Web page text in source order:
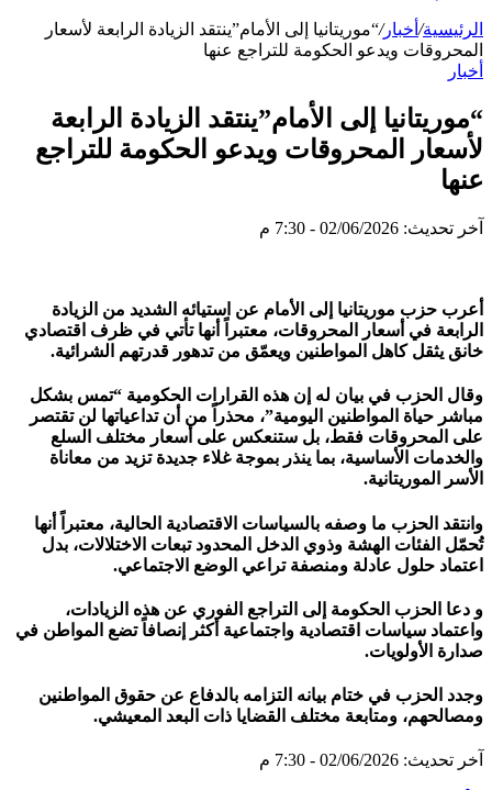
الرئيسية/ أخبار/“موريتانيا إلى الأمام”ينتقد الزيادة الرابعة لأسعار
المحروقات ويدعو الحكومة للتراجع عنها
أخبار
“موريتانيا إلى الأمام”ينتقد الزيادة الرابعة
لأسعار المحروقات ويدعو الحكومة للتراجع
عنها
آخر تحديث: 02/06/2026 - 7:30 م
أعرب حزب موريتانيا إلى الأمام عن استيائه الشديد من الزيادة
الرابعة في أسعار المحروقات، معتبراً أنها تأتي في ظرف اقتصادي
خانق يثقل كاهل المواطنين ويعمّق من تدهور قدرتهم الشرائية.
وقال الحزب في بيان له إن هذه القرارات الحكومية “تمس بشكل
مباشر حياة المواطنين اليومية”، محذراً من أن تداعياتها لن تقتصر
على المحروقات فقط، بل ستنعكس على أسعار مختلف السلع
والخدمات الأساسية، بما ينذر بموجة غلاء جديدة تزيد من معاناة
الأسر الموريتانية.
وانتقد الحزب ما وصفه بالسياسات الاقتصادية الحالية، معتبراً أنها
تُحمّل الفئات الهشة وذوي الدخل المحدود تبعات الاختلالات، بدل
اعتماد حلول عادلة ومنصفة تراعي الوضع الاجتماعي.
و دعا الحزب الحكومة إلى التراجع الفوري عن هذه الزيادات،
واعتماد سياسات اقتصادية واجتماعية أكثر إنصافاً تضع المواطن في
صدارة الأولويات.
وجدد الحزب في ختام بيانه التزامه بالدفاع عن حقوق المواطنين
ومصالحهم، ومتابعة مختلف القضايا ذات البعد المعيشي.
آخر تحديث: 02/06/2026 - 7:30 م